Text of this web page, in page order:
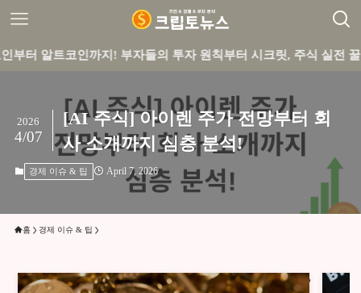
인까지! 부자들의 투자 원칙부터 시크릿, 주식 실전 꿀팁까지 큐
[AI 주식] 아이렌 주가 전망부터 회
사 소개까지 심층 분석!
2026
4/07
경제 이슈 & 팁 April 7, 2026
홈 경제 이슈 & 팁